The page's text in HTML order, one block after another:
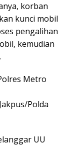
korban
kunci mobil
pengalihan
kemudian
Metro
Polda
UU